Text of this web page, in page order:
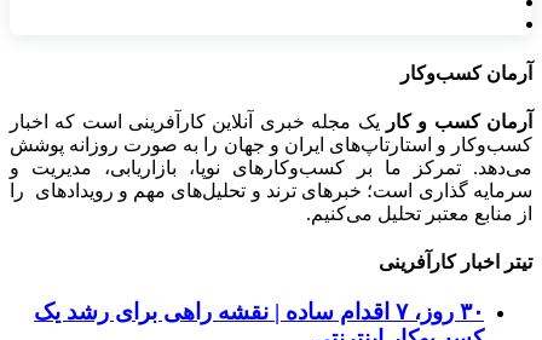
آرمان کسب‌وکار
آرمان کسب و کار
یک مجله خبری آنلاین کارآفرینی است که اخبار
کسب‌وکار و استارتاپ‌های ایران و جهان را به صورت روزانه پوشش
می‌دهد. تمرکز ما بر کسب‌وکارهای نوپا، بازاریابی، مدیریت و
سرمایه گذاری است؛ خبرهای ترند و تحلیل‌های مهم و رویدادهای را
از منابع معتبر تحلیل می‌کنیم.
تیتر اخبار کارآفرینی
۳۰ روز، ۷ اقدام ساده | نقشه راهی برای رشد یک